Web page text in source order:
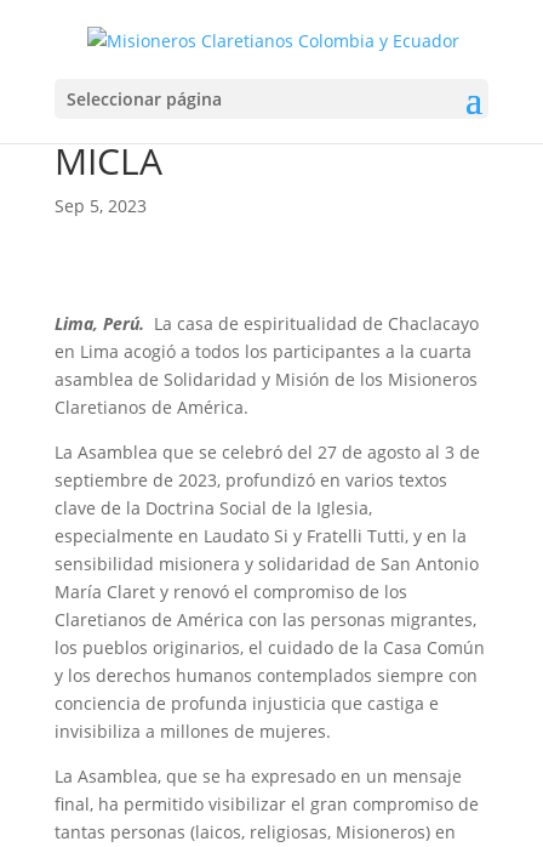
Seleccionar página
IV ASAMBLEA
CONTINENTAL DE SOMI
MICLA
Sep 5, 2023
Lima, Perú. La casa de espiritualidad de Chaclacayo
en Lima acogió a todos los participantes a la cuarta
asamblea de Solidaridad y Misión de los Misioneros
Claretianos de América.
La Asamblea que se celebró del 27 de agosto al 3 de
septiembre de 2023, profundizó en varios textos
clave de la Doctrina Social de la Iglesia,
especialmente en Laudato Si y Fratelli Tutti, y en la
sensibilidad misionera y solidaridad de San Antonio
María Claret y renovó el compromiso de los
Claretianos de América con las personas migrantes,
los pueblos originarios, el cuidado de la Casa Común
y los derechos humanos contemplados siempre con
conciencia de profunda injusticia que castiga e
invisibiliza a millones de mujeres.
La Asamblea, que se ha expresado en un mensaje
final, ha permitido visibilizar el gran compromiso de
tantas personas (laicos, religiosas, Misioneros) en